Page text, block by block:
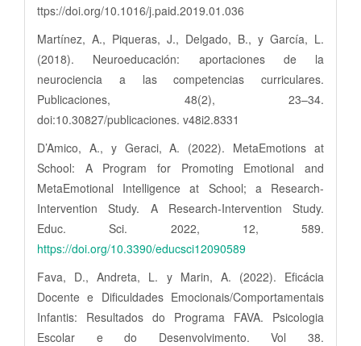
ttps://doi.org/10.1016/j.paid.2019.01.036
Martínez, A., Piqueras, J., Delgado, B., y García, L.
(2018). Neuroeducación: aportaciones de la
neurociencia a las competencias curriculares.
Publicaciones, 48(2), 23–34.
doi:10.30827/publicaciones. v48i2.8331
D’Amico, A., y Geraci, A. (2022). MetaEmotions at
School: A Program for Promoting Emotional and
MetaEmotional Intelligence at School; a Research-
Intervention Study. A Research-Intervention Study.
Educ. Sci. 2022, 12, 589.
https://doi.org/10.3390/educsci12090589
Fava, D., Andreta, L. y Marin, A. (2022). Eficácia
Docente e Dificuldades Emocionais/Comportamentais
Infantis: Resultados do Programa FAVA. Psicologia
Escolar e do Desenvolvimento. Vol 38.